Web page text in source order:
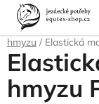
Přejít
obsah
Domů
Pro koně
hmyzu / Elastická
hmyzu